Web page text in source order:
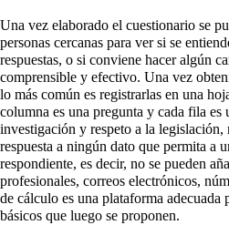
Una vez elaborado el cuestionario se
personas cercanas para ver si se
respuestas, o si conviene hacer algún
comprensible y efectivo. Una vez
lo más común es registrarlas en una
columna es una pregunta y cada fila
investigación y respeto a la legislación,
respuesta a ningún dato que permita a
respondiente, es decir, no se pueden
profesionales, correos electrónicos,
de cálculo es una plataforma adecuada
básicos que luego se proponen.